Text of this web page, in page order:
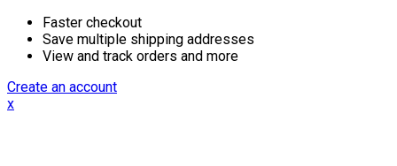
Faster checkout
Save multiple shipping addresses
View and track orders and more
Create an account
x